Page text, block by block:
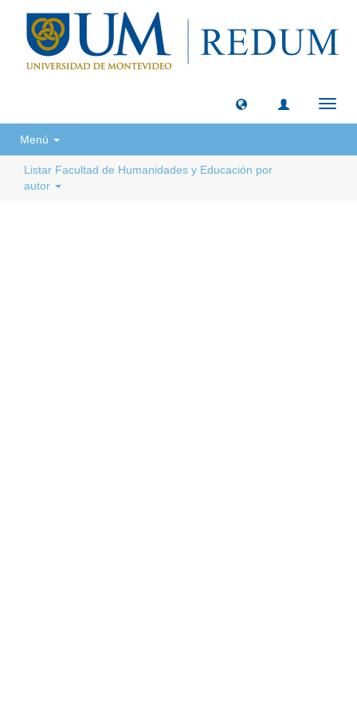
Menú
Listar Facultad de Humanidades y Educación por
autor